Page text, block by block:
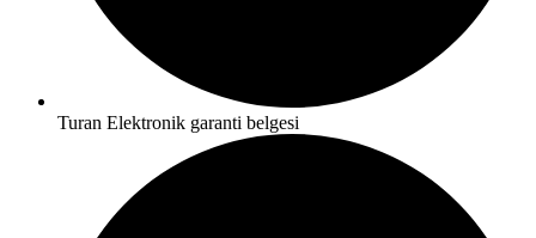
Turan Elektronik garanti belgesi